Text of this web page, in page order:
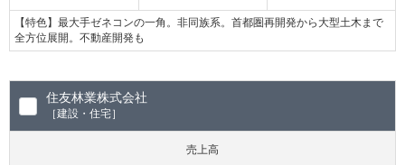
【特色】最大手ゼネコンの一角。非同族系。首都圏再開発から大型土木まで
全方位展開。不動産開発も
住友林業株式会社
［建設・住宅］
売上高